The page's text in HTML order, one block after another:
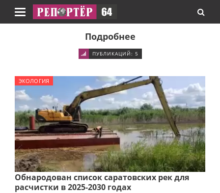
Навигация
Подробнее
ПУБЛИКАЦИЙ: 5
ЭКОЛОГИЯ
Обнародован список саратовских рек для
расчистки в 2025-2030 годах